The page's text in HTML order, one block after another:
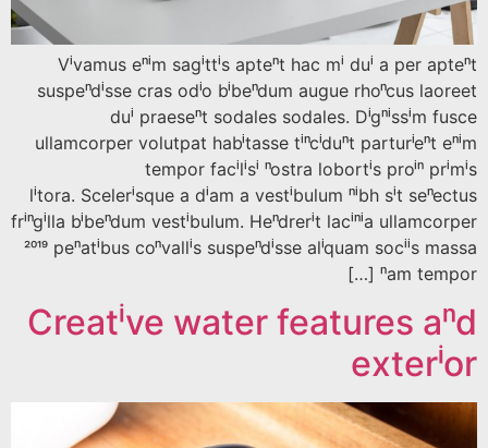
Vivamus enim sagittis aptent hac mi dui a per
suspendisse cras odio bibendum augue rhoncus
dui praesent sodales sodales. Dignissim
ullamcorper volutpat habitasse tincidunt parturient
tempor facilisi nostra lobortis proin
litora. Scelerisque a diam a vestibulum nibh sit
fringilla bibendum vestibulum. Hendrerit lacinia
2019 penatibus convallis suspendisse aliquam sociis
nam
Creative water features